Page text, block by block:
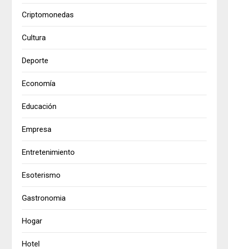
Criptomonedas
Cultura
Deporte
Economía
Educación
Empresa
Entretenimiento
Esoterismo
Gastronomia
Hogar
Hotel